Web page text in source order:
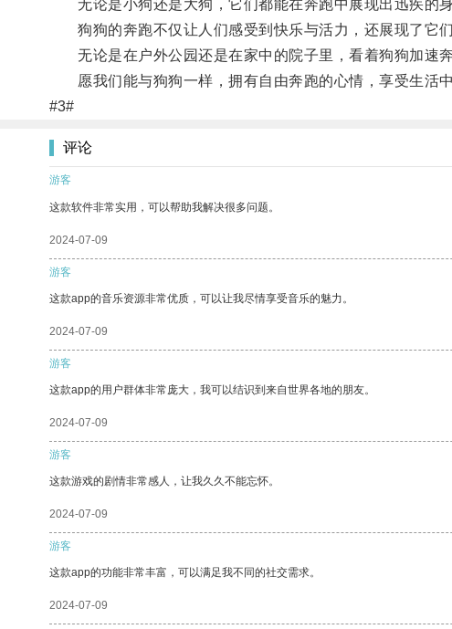
无论是小狗还是大狗，它们都能在奔跑中展现出迅疾的身
狗狗的奔跑不仅让人们感受到快乐与活力，还展现了它们
无论是在户外公园还是在家中的院子里，看着狗狗加速奔
愿我们能与狗狗一样，拥有自由奔跑的心情，享受生活中
#3#
评论
游客
这款软件非常实用，可以帮助我解决很多问题。
2024-07-09
游客
这款app的音乐资源非常优质，可以让我尽情享受音乐的魅力。
2024-07-09
游客
这款app的用户群体非常庞大，我可以结识到来自世界各地的朋友。
2024-07-09
游客
这款游戏的剧情非常感人，让我久久不能忘怀。
2024-07-09
游客
这款app的功能非常丰富，可以满足我不同的社交需求。
2024-07-09